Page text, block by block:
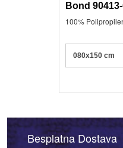
Bond
100%
080x150 cm
Besplatna Dostava